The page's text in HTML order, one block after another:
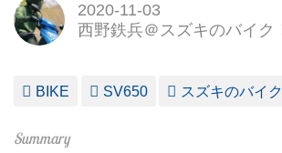
2020-11-03
西野鉄兵＠スズキのバイク
BIKE SV650 スズキのバイク